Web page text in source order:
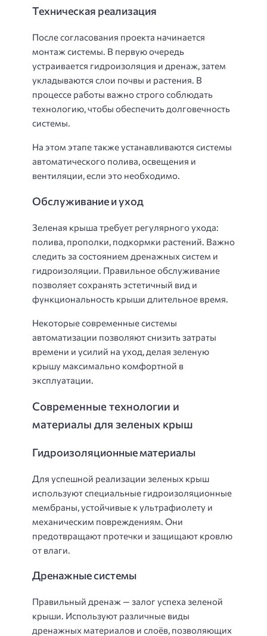
Техническая реализация
После согласования проекта начинается
монтаж системы. В первую очередь
устраивается гидроизоляция и дренаж, затем
укладываются слои почвы и растения. В
процессе работы важно строго соблюдать
технологию, чтобы обеспечить долговечность
системы.
На этом этапе также устанавливаются системы
автоматического полива, освещения и
вентиляции, если это необходимо.
Обслуживание и уход
Зеленая крыша требует регулярного ухода:
полива, прополки, подкормки растений. Важно
следить за состоянием дренажных систем и
гидроизоляции. Правильное обслуживание
позволяет сохранять эстетичный вид и
функциональность крыши длительное время.
Некоторые современные системы
автоматизации позволяют снизить затраты
времени и усилий на уход, делая зеленую
крышу максимально комфортной в
эксплуатации.
Современные технологии и
материалы для зеленых крыш
Гидроизоляционные материалы
Для успешной реализации зеленых крыш
используют специальные гидроизоляционные
мембраны, устойчивые к ультрафиолету и
механическим повреждениям. Они
предотвращают протечки и защищают кровлю
от влаги.
Дренажные системы
Правильный дренаж — залог успеха зеленой
крыши. Используют различные виды
дренажных материалов и слоёв, позволяющих